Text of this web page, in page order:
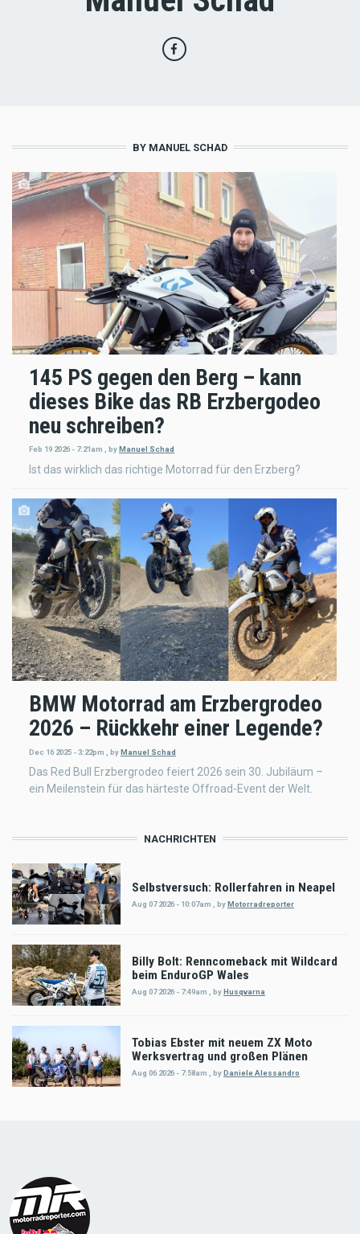
BY MANUEL SCHAD
145 PS gegen den Berg – kann
dieses Bike das RB Erzbergodeo
neu schreiben?
Feb 19 2026 - 7:21am , by Manuel Schad
Ist das wirklich das richtige Motorrad für den Erzberg?
BMW Motorrad am Erzbergrodeo
2026 – Rückkehr einer Legende?
Dec 16 2025 - 3:22pm byManuel Schad
Das Red Bull Erzbergrodeo feiert 2026 sein 30. Jubiläum –
ein Meilenstein für das härteste Offroad-Event der Welt.
NACHRICHTEN
Selbstversuch: Rollerfahren in Neapel
Aug 07 2026 - 10:07am byMotorradreporter
Billy Bolt: Renncomeback mit Wildcard
beim EnduroGP Wales
Aug 07 2026 - 7:49am , byHusqvarna
Tobias Ebster mit neuem ZX Moto
Werksvertrag und großen Plänen
Aug 06 2026 - 7:58am byDaniele Alessandro